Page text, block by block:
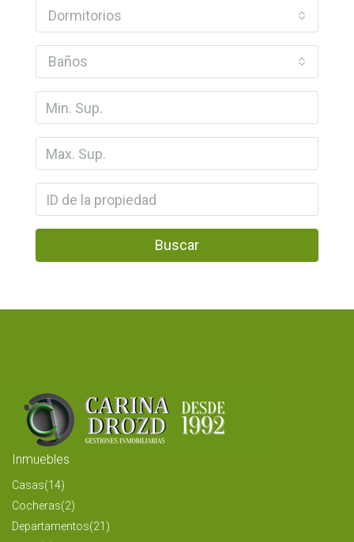
Dormitorios
Baños
Buscar
Inmuebles
Casas(14)
Cocheras(2)
Departamentos(21)